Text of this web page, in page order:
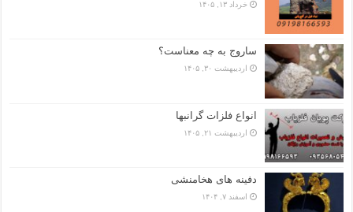
خرداد ۱۳, ۱۴۰۵
ساروج به چه معناست؟
اردیبهشت ۳۰, ۱۴۰۵
انواع فلزات گرانبها
اردیبهشت ۲۱, ۱۴۰۵
دفینه های هخامنشی
اسفند ۷, ۱۴۰۴